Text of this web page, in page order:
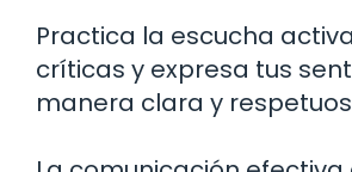
Practica la escucha
críticas y expresa tus
manera clara y